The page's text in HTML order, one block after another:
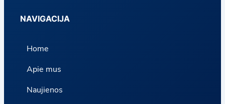
NAVIGACIJA
Home
Apie mus
Naujienos